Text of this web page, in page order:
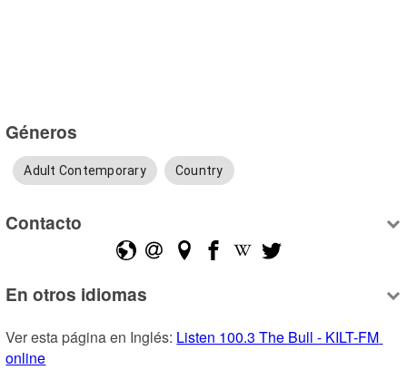
Géneros
Adult Contemporary Country
Contacto
En otros idiomas
Ver esta página en Inglés: Listen 100.3 The Bull - KILT-FM
online